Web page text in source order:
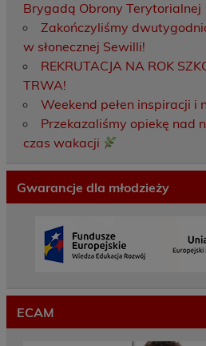
Brygadą Obrony Terytorialnej
Zakończyliśmy
w słonecznej Sewilli!
REKRUTACJA NA ROK
TRWA!
Weekend pełen inspiracji i
Przekazaliśmy opiekę nad
czas wakacji
Gwarancje dla młodzieży
ECAM